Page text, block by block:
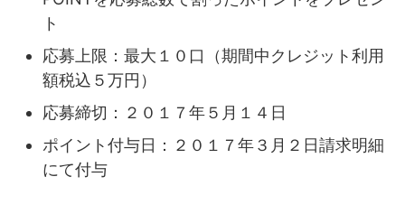
ト
応募上限：最大１０口（期間中クレジット利用
額税込５万円）
応募締切：２０１７年５月１４日
ポイント付与日：２０１７年３月２日請求明細
にて付与